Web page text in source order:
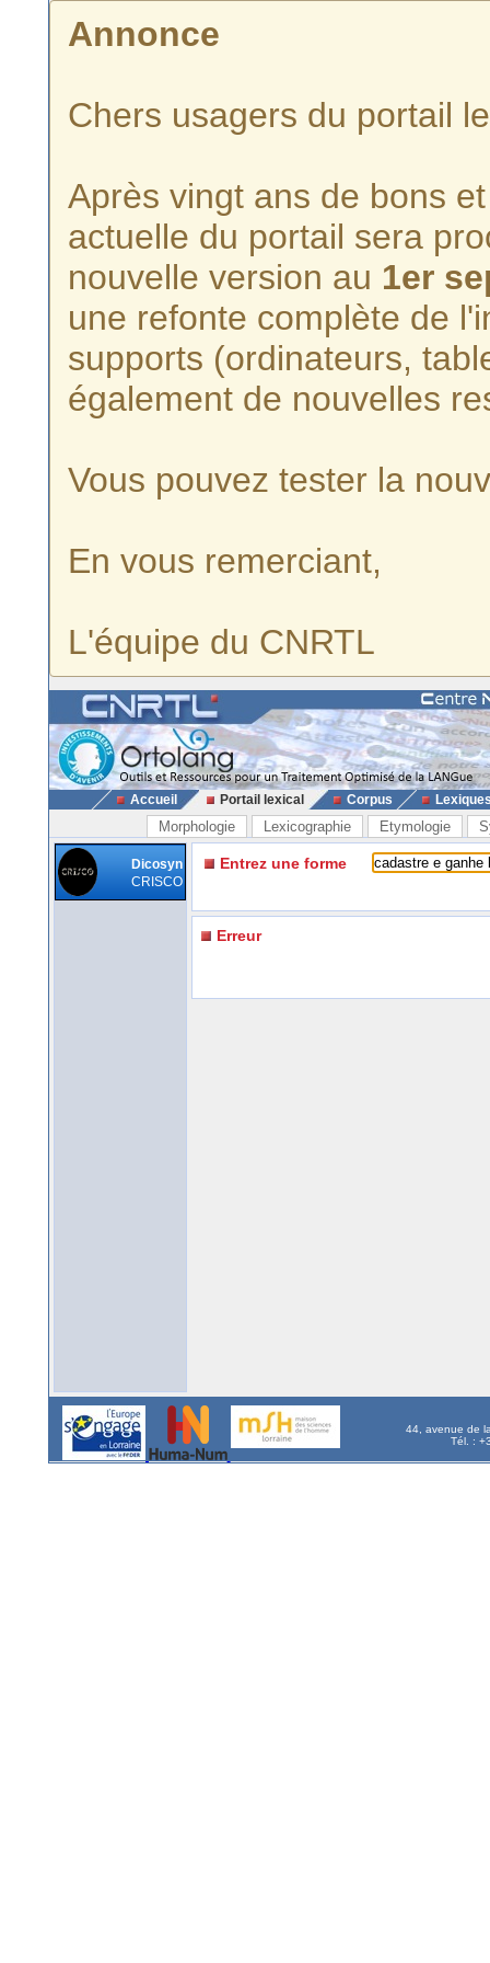
Annonce
Chers usagers du portail
Après vingt ans de bons
actuelle du portail sera
nouvelle version au 1er
une refonte complète de
supports (ordinateurs,
également de nouvelles
Vous pouvez tester la
En vous remerciant,
L'équipe du CNRTL
Accueil Portail lexical Corpus
Morphologie Lexicographie Etymologie
Dicosyn
CRISCO
Entrez une forme
Erreur
44, avenue de
Tél. :